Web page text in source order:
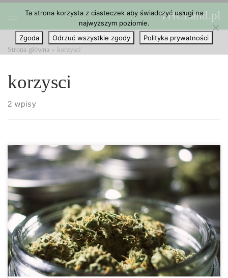
Przejdź do treści THCLand.pl
Strona główna » korzysci
korzysci
2 wpisy
Teraz, gdy wiele krajów zalegalizowało medyczną marihuanę,
możesz zastanawiać się nad korzyściami płynącymi z jej używania.
Ponieważ ekspert za ekspertem zmienia zdanie na temat marihuany
lub dołącza do walki o legalizację marihuany, wydaje się, że
społeczność medyczna naprawdę wierzy, że […]
Ta strona korzysta z ciasteczek aby świadczyć usługi na
najwyższym poziomie.
Zgoda
Odrzuć wszystkie zgody Polityka prywatności